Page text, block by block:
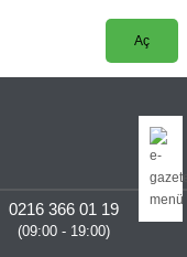
Aç
0216 366 01 19
(09:00 - 19:00)